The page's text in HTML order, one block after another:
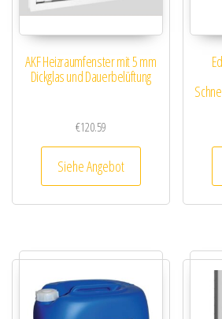
AKF Heizraumfenster mit 5 mm
Dickglas und Dauerbelüftung
€120.59
Siehe Angebot